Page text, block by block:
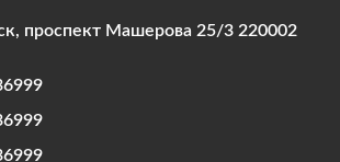
проспект Машерова 25/3 220002